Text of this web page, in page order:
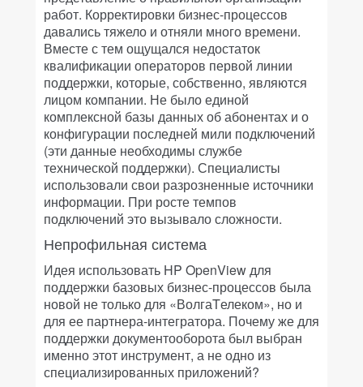
работ. Корректировки бизнес-процессов
давались тяжело и отняли много времени.
Вместе с тем ощущался недостаток
квалификации операторов первой линии
поддержки, которые, собственно, являются
лицом компании. Не было единой
комплексной базы данных об абонентах и о
конфигурации последней мили подключений
(эти данные необходимы службе
технической поддержки). Специалисты
использовали свои разрозненные источники
информации. При росте темпов
подключений это вызывало сложности.
Непрофильная система
Идея использовать HP OpenView для
поддержки базовых бизнес-процессов была
новой не только для «ВолгаTелеком», но и
для ее партнера-интегратора. Почему же для
поддержки документооборота был выбран
именно этот инструмент, а не одно из
специализированных приложений?